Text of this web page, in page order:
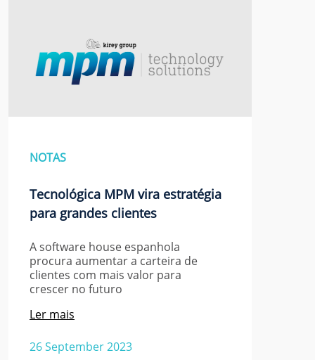
NOTAS
Tecnológica MPM vira estratégia
para grandes clientes
A software house espanhola
procura aumentar a carteira de
clientes com mais valor para
crescer no futuro
26 September 2023
Ler mais